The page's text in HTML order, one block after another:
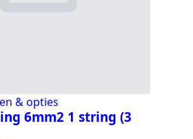
& opties
6mm2 1 string (3